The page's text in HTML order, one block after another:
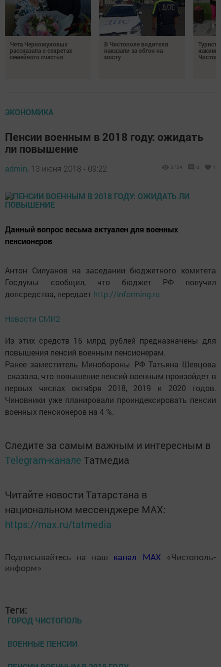
Чета Черножуковых
рассказала о секретах
семейного счастья
В Чистополе водителя
наказали за обгон на
мосту
каким
ЭКОНОМИКА
Пенсии военным в 2018 году: ожидать
ли повышение
admin, 13 июня 2018 - 09:22 2729 0 1
Данный вопрос весьма актуален для военных
пенсионеров
Антон Силуанов на заседании бюджетного комитета
Госдумы сообщил, что бюджет РФ получил
допсредства, передает http://informing.ru
Новости СМИ2
Из этих средств 15 млрд рублей предназначены для
повышения пенсий военным пенсионерам.
Ранее заместитель Минобороны РФ Татьяна Шевцова
сказала, что повышение пенсий военным произойдет в
первых числах октября 2018, 2019 и 2020 годов.
Чиновники уже планировали проиндексировать пенсии
военных пенсионеров на 4 %.
Следите за самым важным и интересным в
Telegram-канале Татмедиа
Читайте новости Татарстана в
национальном мессенджере MАХ:
https://max.ru/tatmedia
Подписывайтесь на наш канал MAX«Чистополь-
информ»
Теги:
ГОРОД ЧИСТОПОЛЬ
ВОЕННЫЕ ПЕНСИИ